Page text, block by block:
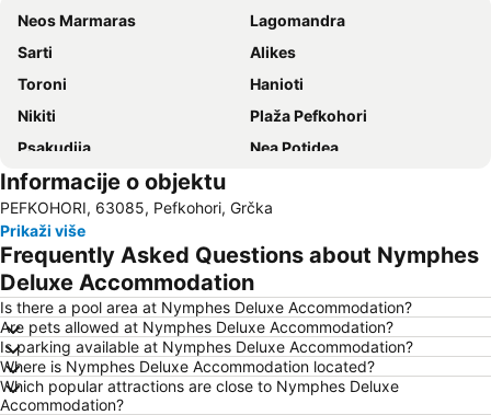
Neos Marmaras
Lagomandra
Sarti
Alikes
Toroni
Hanioti
Nikiti
Plaža Pefkohori
Psakudija
Nea Potidea
Karidi plaža
Nea Plagija
Kallithea
Plaža Afitos
Hanioti
Paradisos
Sani
Siviri
Sani Marina
Kriopigi
Develiki
Chalkidiki deutero podi
Plaža Possidi
Limani Ammoulianis
Fourka
Informacije o objektu
PEFKOHORI, 63085, Pefkohori, Grčka
Prikaži više
Frequently Asked Questions about Nymphes
Deluxe Accommodation
Is there a pool area at Nymphes Deluxe Accommodation?
Are pets allowed at Nymphes Deluxe Accommodation?
Is parking available at Nymphes Deluxe Accommodation?
Where is Nymphes Deluxe Accommodation located?
Which popular attractions are close to Nymphes Deluxe
Accommodation?